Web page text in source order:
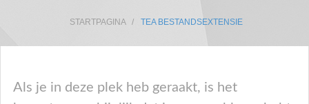
STARTPAGINA TEA BESTANDSEXTENSIE
Als je in deze plek heb geraakt, is het